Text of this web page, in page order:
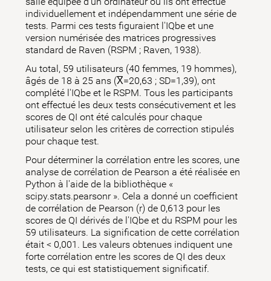
individuellement et indépendamment une série de
tests. Parmi ces tests figuraient l'IQbe et une
version numérisée des matrices progressives
standard de Raven (RSPM ; Raven, 1938).
Au total, 59 utilisateurs (40 femmes, 19 hommes),
âgés de 18 à 25 ans (X̅=20,63 ; SD=1,39), ont
complété l'IQbe et le RSPM. Tous les participants
ont effectué les deux tests consécutivement et les
scores de QI ont été calculés pour chaque
utilisateur selon les critères de correction stipulés
pour chaque test.
Pour déterminer la corrélation entre les scores, une
analyse de corrélation de Pearson a été réalisée en
Python à l'aide de la bibliothèque «
scipy.stats.pearsonr ». Cela a donné un coefficient
de corrélation de Pearson (r) de 0,613 pour les
scores de QI dérivés de l'IQbe et du RSPM pour les
59 utilisateurs. La signification de cette corrélation
était < 0,001. Les valeurs obtenues indiquent une
forte corrélation entre les scores de QI des deux
tests, ce qui est statistiquement significatif.